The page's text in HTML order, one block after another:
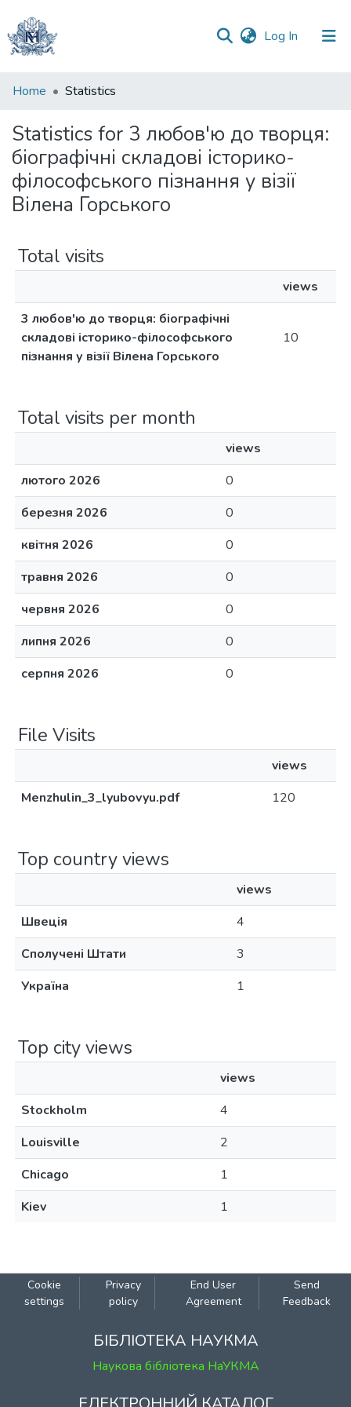
Log In (current)
Communities
Collections
All of DSpace
Home Statistics
Statistics for 3 любов'ю до творця:
біографічні складові історико-
філософського пізнання у візії
Вілена Горського
Total visits
views
3 любов'ю до творця: біографічні
складові історико-філософського
пізнання у візії Вілена Горського
10
Total visits per month
views
лютого 2026
0
березня 2026
0
квітня 2026
0
травня 2026
0
червня 2026
0
липня 2026
0
серпня 2026
0
File Visits
views
Menzhulin_3_lyubovyu.pdf
120
Top country views
views
Швеція
4
Сполучені Штати
3
Україна
1
Top city views
views
Stockholm
4
Louisville
2
Chicago
1
Kiev
1
Cookie
settings
Privacy
policy
End User
Agreement
Send
Feedback
БІБЛІОТЕКА НАУКМА
Наукова бібліотека НаУКМА